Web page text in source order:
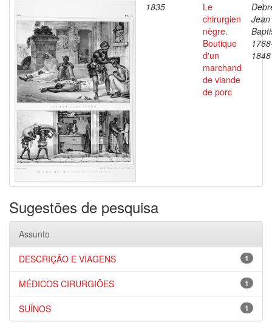
1835
Le
chirurgien
nègre.
Boutique
d'un
marchand
de viande
de porc
Jean
1848
Sugestões de pesquisa
Assunto
1
DESCRIÇÃO E VIAGENS
1
MÉDICOS CIRURGIÕES
1
SUÍNOS